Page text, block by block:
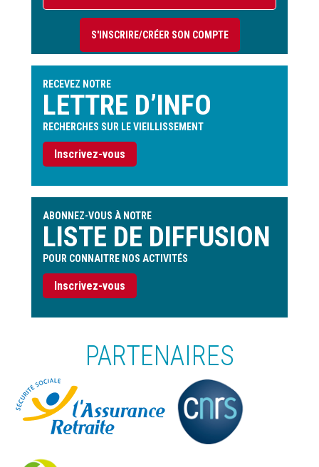
du
compte
l'utilisateur
S'INSCRIRE/CRÉER SON COMPTE
RECEVEZ NOTRE
LETTRE D’INFO
RECHERCHES SUR LE VIEILLISSEMENT
Inscrivez-vous
ABONNEZ-VOUS À NOTRE
LISTE DE DIFFUSION
POUR CONNAITRE NOS ACTIVITÉS
Inscrivez-vous
PARTENAIRES